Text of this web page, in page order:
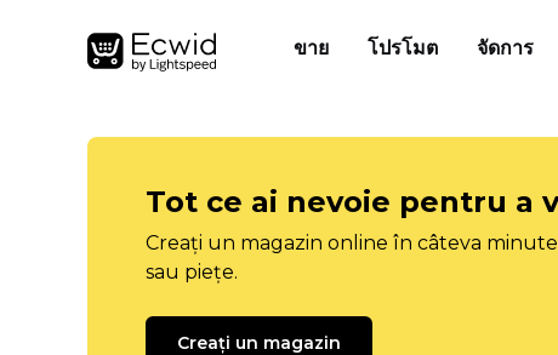
ขาย โปรโมต จัดการ
Tot ce ai nevoie pentru a
Creați un magazin online în câteva
sau piețe.
Creați un magazin